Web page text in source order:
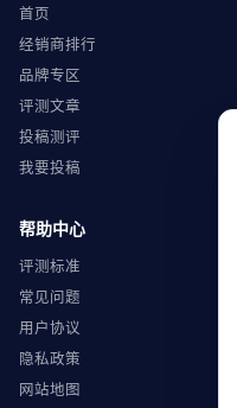
首页
经销商排行
品牌专区
评测文章
投稿测评
我要投稿
帮助中心
评测标准
常见问题
用户协议
隐私政策
网站地图